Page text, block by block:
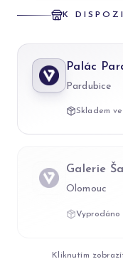
K
Palác
Pardubice
Skladem
Galerie
Olomouc
Vyprodáno
Kliknutím